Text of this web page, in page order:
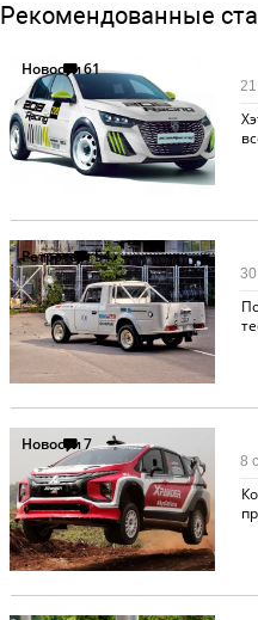
Рекомендованные
Новости61
Ретротест54
Новости7
8